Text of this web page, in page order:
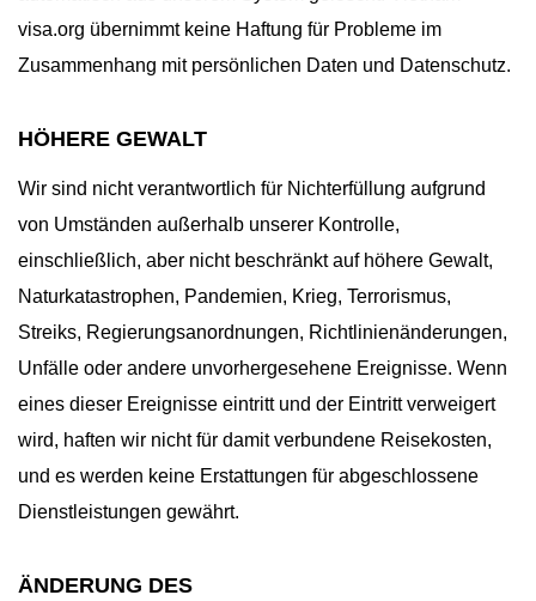
visa.org übernimmt keine Haftung für Probleme im
Zusammenhang mit persönlichen Daten und Datenschutz.
HÖHERE GEWALT
Wir sind nicht verantwortlich für Nichterfüllung aufgrund
von Umständen außerhalb unserer Kontrolle,
einschließlich, aber nicht beschränkt auf höhere Gewalt,
Naturkatastrophen, Pandemien, Krieg, Terrorismus,
Streiks, Regierungsanordnungen, Richtlinienänderungen,
Unfälle oder andere unvorhergesehene Ereignisse. Wenn
eines dieser Ereignisse eintritt und der Eintritt verweigert
wird, haften wir nicht für damit verbundene Reisekosten,
und es werden keine Erstattungen für abgeschlossene
Dienstleistungen gewährt.
ÄNDERUNG DES